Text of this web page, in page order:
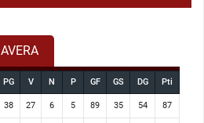
PG V N P GF GS DG Pti
38 27 6 5 89 35 54 87